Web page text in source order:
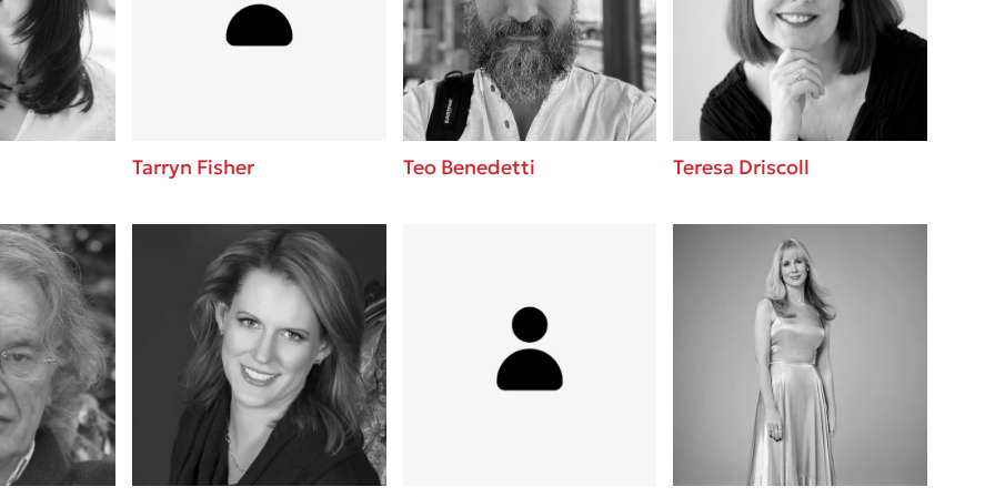
Baccalario
Εύκολη συνταγή για chicken BBQ pizza
από τον Άκη Πετρετζίκη!
3 βιβλία που μπορείς να διαβάσεις σε
Διακοπές με τα παιδιά: Η ανάγκη μας για
παύση σε μετωπική σύγκρουση με τη
Πάνω, κάτω, μπροστά, πίσω; Κάνε το
τεστ και ανακάλυψε την τάση σου!
Tarryn Fisher Teo Benedetti Teresa Driscoll